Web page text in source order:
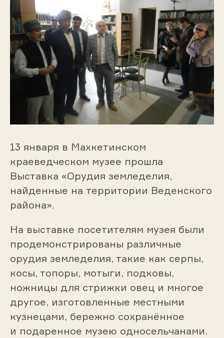
13 января в Махкетинском
краеведческом музее прошла
Выставка «Орудия земледелия,
найденные на территории Веденского
района».
На выставке посетителям музея были
продемонстрированы различные
орудия земледелия, такие как серпы,
косы, топоры, мотыги, подковы,
ножницы для стрижки овец и многое
другое, изготовленные местными
кузнецами, бережно сохранённое
и подаренное музею односельчанами.